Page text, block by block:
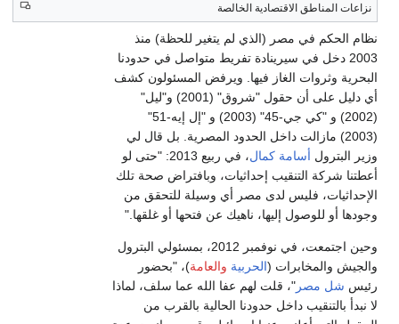
نزاعات المناطق الاقتصادية الخالصة
نظام الحكم في مصر (الذي لم يتغير للحظة) منذ
2003 دخل في سيرينادة تفريط متواصل في حدودنا
البحرية وثروات الغاز فيها. ويرفض المسئولون كشف
أي دليل على أن حقول "شروق" (2001) و"ليل"
(2002) و "كي جي-45" (2003) و "إل إيه-51"
(2003) مازالت داخل الحدود المصرية. بل قال لي
وزير البترول أسامة كمال
، في ربيع 2013: "حتى لو
أعطتنا شركة التنقيب إحداثيات، وبافتراض صحة تلك
الإحداثيات، فليس لدى مصر أي وسيلة للتحقق من
وجودها أو للوصول إليها، ناهيك عن فتحها أو غلقها."
وحين اجتمعت، في نوفمبر 2012، بمسئولي البترول
والجيش والمخابرات (الحربية والعامة)، "بحضور
رئيس شل مصر "، قلت لهم عفا الله عما سلف، لماذا
لا نبدأ بالتنقيب داخل حدودنا الحالية بالقرب من